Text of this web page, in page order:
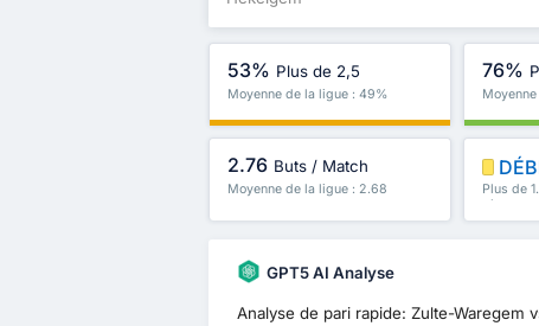
53% Plus de 2,5
Moyenne de la ligue : 49%
76%
2.76 Buts / Match
Moyenne de la ligue : 2.68
Plus de
plus
GPT5 AI Analyse
Analyse de pari rapide: Zulte-Waregem